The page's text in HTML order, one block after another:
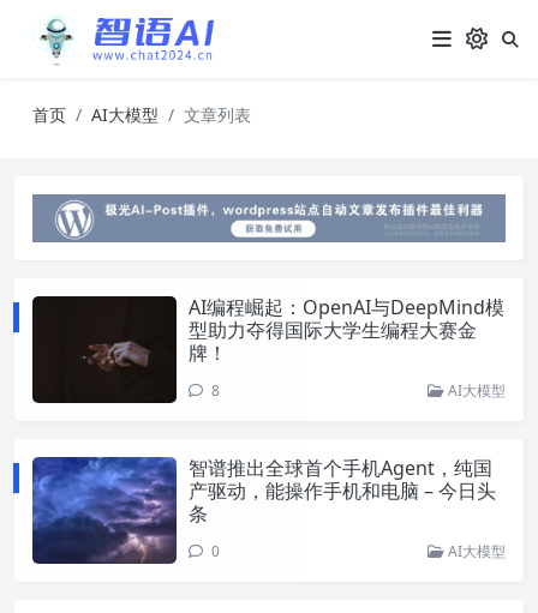
首页 AI大模型 文章列表
AI编程崛起：OpenAI与DeepMind模
型助力夺得国际大学生编程大赛金
牌！
8 AI大模型
智谱推出全球首个手机Agent，纯国
产驱动，能操作手机和电脑 – 今日头
条
0 AI大模型